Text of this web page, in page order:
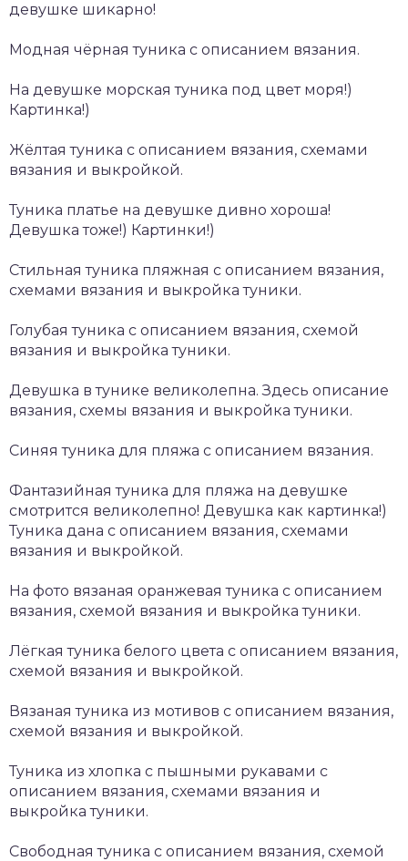
девушке шикарно!
Модная чёрная туника с описанием вязания.
На девушке морская туника под цвет моря!)
Картинка!)
Жёлтая туника с описанием вязания, схемами
вязания и выкройкой.
Туника платье на девушке дивно хороша!
Девушка тоже!) Картинки!)
Стильная туника пляжная с описанием вязания,
схемами вязания и выкройка туники.
Голубая туника с описанием вязания, схемой
вязания и выкройка туники.
Девушка в тунике великолепна. Здесь описание
вязания, схемы вязания и выкройка туники.
Синяя туника для пляжа с описанием вязания.
Фантазийная туника для пляжа на девушке
смотрится великолепно! Девушка как картинка!)
Туника дана с описанием вязания, схемами
вязания и выкройкой.
На фото вязаная оранжевая туника с описанием
вязания, схемой вязания и выкройка туники.
Лёгкая туника белого цвета с описанием вязания,
схемой вязания и выкройкой.
Вязаная туника из мотивов с описанием вязания,
схемой вязания и выкройкой.
Туника из хлопка с пышными рукавами с
описанием вязания, схемами вязания и
выкройка туники.
Свободная туника с описанием вязания, схемой